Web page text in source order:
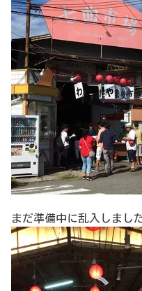
まだ準備中に乱入しまし